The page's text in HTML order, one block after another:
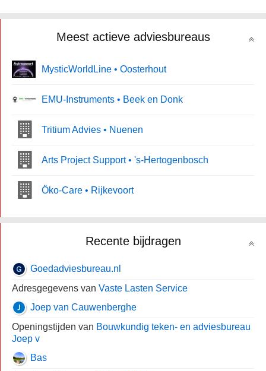
Meest actieve adviesbureaus
MysticWorldLine • Oosterhout
EMU-Instruments • Beek en Donk
Tritium Advies • Nuenen
Arts Project Support • 's-Hertogenbosch
Öko-Care • Rijkevoort
Recente bijdragen
Goedadviesbureau.nl
Adresgegevens van Vaste Lasten Service
Joep van Cauwenberghe
Openingstijden van Bouwkundig teken- en adviesbureau
Joep v
Bas